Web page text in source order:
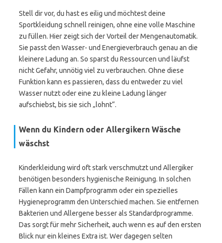
Stell dir vor, du hast es eilig und möchtest deine
Sportkleidung schnell reinigen, ohne eine volle Maschine
zu füllen. Hier zeigt sich der Vorteil der Mengenautomatik.
Sie passt den Wasser- und Energieverbrauch genau an die
kleinere Ladung an. So sparst du Ressourcen und läufst
nicht Gefahr, unnötig viel zu verbrauchen. Ohne diese
Funktion kann es passieren, dass du entweder zu viel
Wasser nutzt oder eine zu kleine Ladung länger
aufschiebst, bis sie sich „lohnt“.
Wenn du Kindern oder Allergikern Wäsche
wäschst
Kinderkleidung wird oft stark verschmutzt und Allergiker
benötigen besonders hygienische Reinigung. In solchen
Fällen kann ein Dampfprogramm oder ein spezielles
Hygieneprogramm den Unterschied machen. Sie entfernen
Bakterien und Allergene besser als Standardprogramme.
Das sorgt für mehr Sicherheit, auch wenn es auf den ersten
Blick nur ein kleines Extra ist. Wer dagegen selten